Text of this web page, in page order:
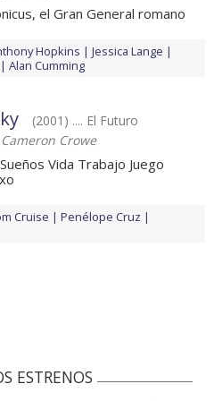
el Gran General romano
Hopkins
Jessica Lange
Alan Cumming
(2001) .... El Futuro
Cameron Crowe
Vida Trabajo Juego
Cruise
Penélope Cruz
ESTRENOS